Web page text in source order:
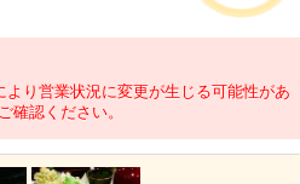
り営業状況に変更が生じる可能性があ
確認ください。